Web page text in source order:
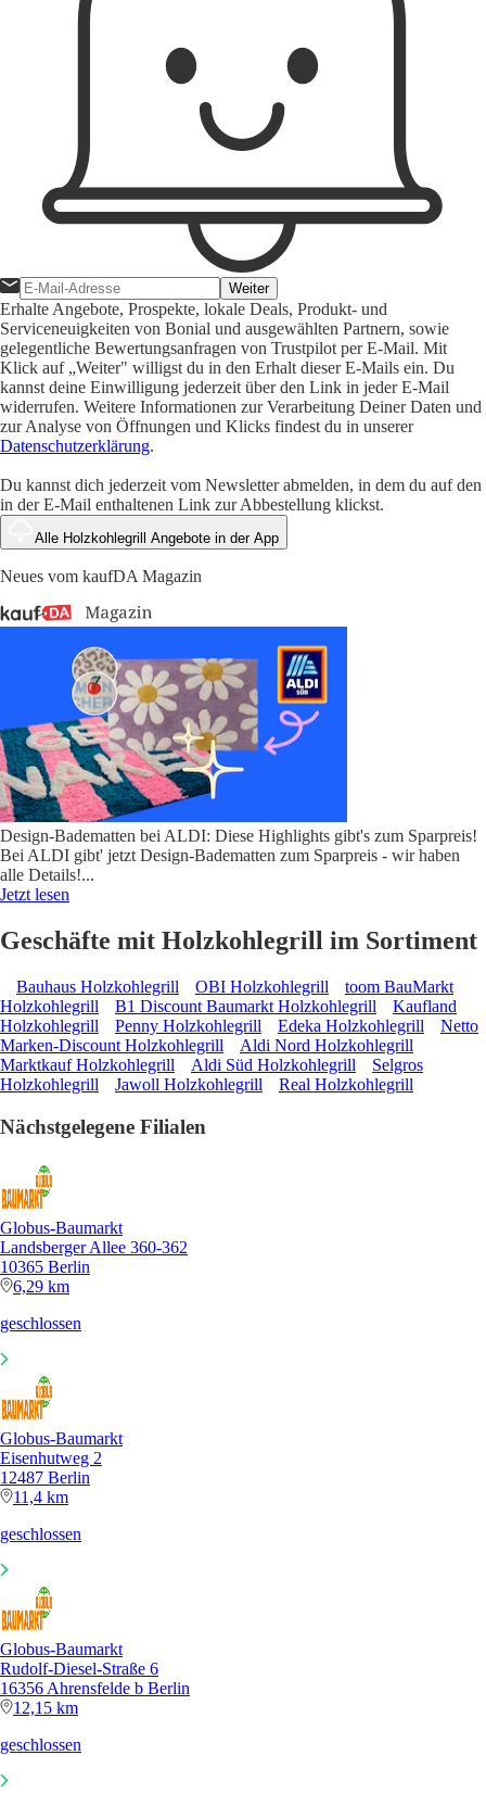
Weiter
Erhalte Angebote, Prospekte, lokale Deals, Produkt- und
Serviceneuigkeiten von Bonial und ausgewählten Partnern, sowie
gelegentliche Bewertungsanfragen von Trustpilot per E-Mail. Mit
Klick auf „Weiter" willigst du in den Erhalt dieser E-Mails ein. Du
kannst deine Einwilligung jederzeit über den Link in jeder E-Mail
widerrufen. Weitere Informationen zur Verarbeitung Deiner Daten und
zur Analyse von Öffnungen und Klicks findest du in unserer
Datenschutzerklärung.
Du kannst dich jederzeit vom Newsletter abmelden, in dem du auf den
in der E-Mail enthaltenen Link zur Abbestellung klickst.
Alle Holzkohlegrill Angebote in der App
Neues vom kaufDA Magazin
Design-Badematten bei ALDI: Diese Highlights gibt's zum Sparpreis!
Bei ALDI gibt' jetzt Design-Badematten zum Sparpreis - wir haben
alle Details!...
Jetzt lesen
Geschäfte mit Holzkohlegrill im Sortiment
Bauhaus Holzkohlegrill OBI Holzkohlegrill
toom BauMarkt
Holzkohlegrill
B1 Discount Baumarkt Holzkohlegrill
Kaufland
Holzkohlegrill
Penny Holzkohlegrill Edeka Holzkohlegrill
Netto
Marken-Discount Holzkohlegrill
Aldi Nord Holzkohlegrill
Marktkauf Holzkohlegrill
Aldi Süd Holzkohlegrill
Selgros
Holzkohlegrill
Jawoll Holzkohlegrill Real Holzkohlegrill
Nächstgelegene Filialen
Globus-Baumarkt
Landsberger Allee 360-362
10365 Berlin
6,29 km
geschlossen
Globus-Baumarkt
Eisenhutweg 2
12487 Berlin
11,4 km
geschlossen
Globus-Baumarkt
Rudolf-Diesel-Straße 6
16356 Ahrensfelde b Berlin
12,15 km
geschlossen